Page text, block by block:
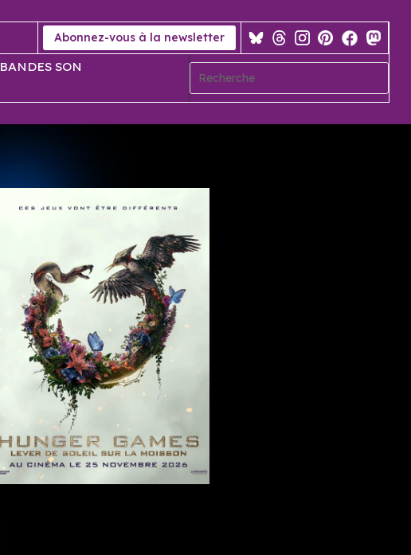
Abonnez-vous à la newsletter
BANDES SON